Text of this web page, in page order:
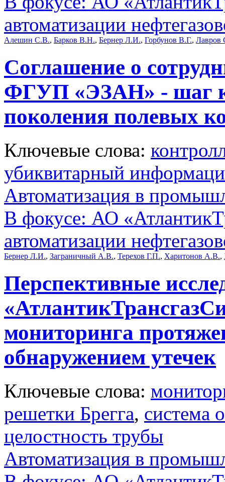
автоматизации
Алешин С.В., Барков В.Н., Бернер Л.И., Горбунов В.Г., Лавров
Соглашение о
ФГУП «ЭЗАН» - шаг к
поколения полевых
Ключевые слова:
убиквитарный
Автоматизация в
В фокусе: АО
автоматизации
Бернер Л.И., Заграничный А.В., Терехов Г.П., Харитонов А.В.,
Перспективные
мониторинга
обнаружением утечек
Ключевые слова:
решетки Брегга, система
целостность трубы
Автоматизация в